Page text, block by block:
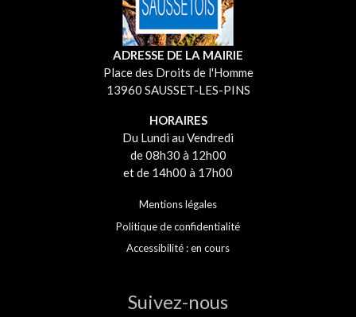
ADRESSE DE LA MAIRIE
Place des Droits de l'Homme
13960 SAUSSET-LES-PINS
HORAIRES
Du Lundi au Vendredi
de 08h30 à 12h00
et de 14h00 à 17h00
Mentions légales
Politique de confidentialité
Accessibilité : en cours
Suivez-nous